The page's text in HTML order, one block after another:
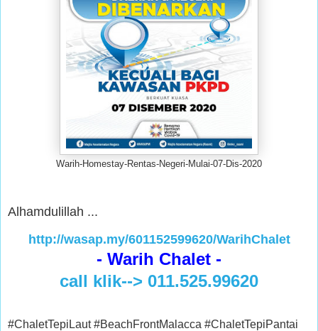
Warih-Homestay-Rentas-Negeri-Mulai-07-Dis-2020
Alhamdulillah ...
http://wasap.my/601152599620/WarihChalet
- Warih Chalet -
call klik--> 011.525.99620
#ChaletTepiLaut #BeachFrontMalacca #ChaletTepiPantai